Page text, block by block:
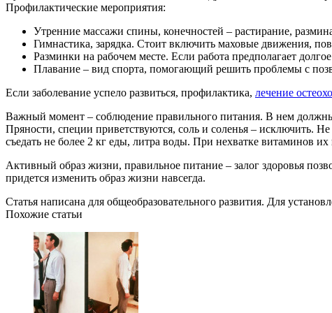
Профилактические мероприятия:
Утренние массажи спины, конечностей – растирание,
Гимнастика, зарядка. Стоит включить маховые движения,
Разминки на рабочем месте. Если работа предполагает
Плавание – вид спорта, помогающий решить проблемы с
Если заболевание успело развиться, профилактика, лечение
Важный момент – соблюдение правильного питания. В нем
Пряности, специи приветствуются, соль и соленья – исключить.
съедать не более 2 кг еды, литра воды. При нехватке витаминов их
Активный образ жизни, правильное питание – залог здоровья
придется изменить образ жизни навсегда.
Статья написана для общеобразовательного развития. Для
Похожие статьи